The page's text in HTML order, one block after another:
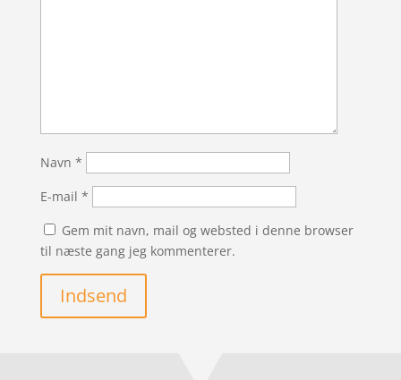
Navn *
E-mail *
Gem mit navn, mail og websted i denne browser
til næste gang jeg kommenterer.
Indsend